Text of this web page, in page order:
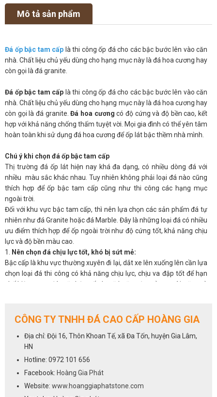
Mô tả sản phẩm
Đá ốp bậc tam cấp là thi công ốp đá cho các bậc bước lên vào căn
nhà. Chất liệu chủ yếu dùng cho hạng mục này là đá hoa cương hay
còn gọi là đá granite.
Đá ốp bậc tam cấp là thi công ốp đá cho các bậc bước lên vào căn
nhà. Chất liệu chủ yếu dùng cho hạng mục này là đá hoa cương hay
còn gọi là đá granite.Đá hoa cươngcó độ cứng và độ bền cao, kết
hợp với khả năng chống thấm tuyệt vời. Mọi gia đình có thể yên tâm
hoàn toàn khi sử dụng đá hoa cương để ốp lát bậc thềm nhà mình.
Chú ý khi chọn đá ốp bậc tam cấp
Thị trường đá ốp lát hiện nay khá đa dạng, có nhiều dòng đá với
nhiều màu sắc khác nhau. Tuy nhiên không phải loại đá nào cũng
thích hợp để ốp bậc tam cấp cũng như thi công các hạng mục
ngoài trời.
Đối với khu vực bậc tam cấp, thì nên lựa chọn các sản phẩm đá tự
nhiên như đá Granite hoặc đá Marble. Đây là những loại đá có nhiều
ưu điểm thích hợp để ốp ngoài trời như độ cứng tốt, khả năng chịu
lực và độ bền màu cao.
1. Nên chọn đá chịu lực tốt, khó bị sứt mẻ:
Bậc cấp là khu vực thường xuyên đi lại, dắt xe lên xuống lên cần lựa
chọn loại đá thi công có khả năng chịu lực, chịu va đập tốt để hạn
chế hiện trạng đá mặt bậc cấp bị vỡ hoặc sứt mẻ sau vài năm sử
phẩm đá granite hay còn gọi là đá hoa cương đều có khả năng chịu
Trong đó có một số loại đá granite thường được dùng để ốp bậc
cấp nhất là: đá Đen Kim Sa, đá Đỏ Ruby Ấn Độ, đá Nâu Anh Quốc,
đá Đen Rừng, đá Back Forest, đá Vàng Hoàng Gia, đá Vàng Alaska,
đá Vàng Bình Định, đá Đen Ấn Độ, đá Trắng Bình Định, đá Tím Sa
CÔNG TY TNHH ĐÁ CAO CẤP HOÀNG GIA
Địa chỉ: Đội 16, Thôn Khoan Tế, xã Đa Tốn, huyện Gia Lâm,
HN
Hotline: 0972 101 656
Facebook: Hoàng Gia Phát
Website: www.hoanggiaphatstone.com